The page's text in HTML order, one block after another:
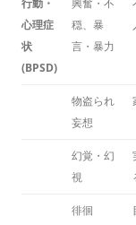
行動・
心理症
状
(BPSD)
興奮・不
穏、暴
言・暴力
物盗られ
妄想
幻覚・幻
視
徘徊